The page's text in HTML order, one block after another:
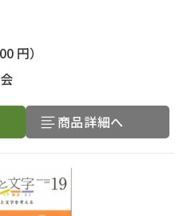
円）
商品詳細へ